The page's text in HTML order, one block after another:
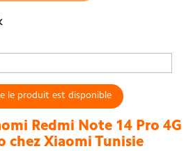
le produit est disponible
Redmi Note 14 Pro 4G
chez Xiaomi Tunisie